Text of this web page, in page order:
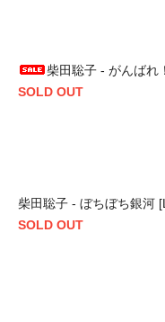
柴田聡子 - がんばれ
SOLD OUT
柴田聡子 - ぼちぼち銀河
SOLD OUT